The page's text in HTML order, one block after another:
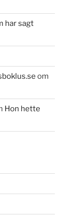
har sagt
om
Hon hette